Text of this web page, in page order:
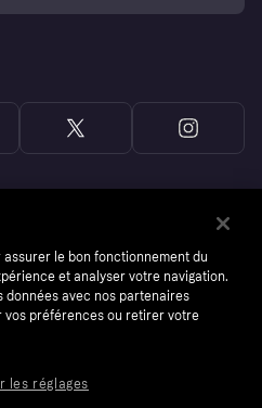
le bon fonctionnement du
et analyser votre navigation.
données avec nos partenaires
vos préférences ou retirer votre
les réglages